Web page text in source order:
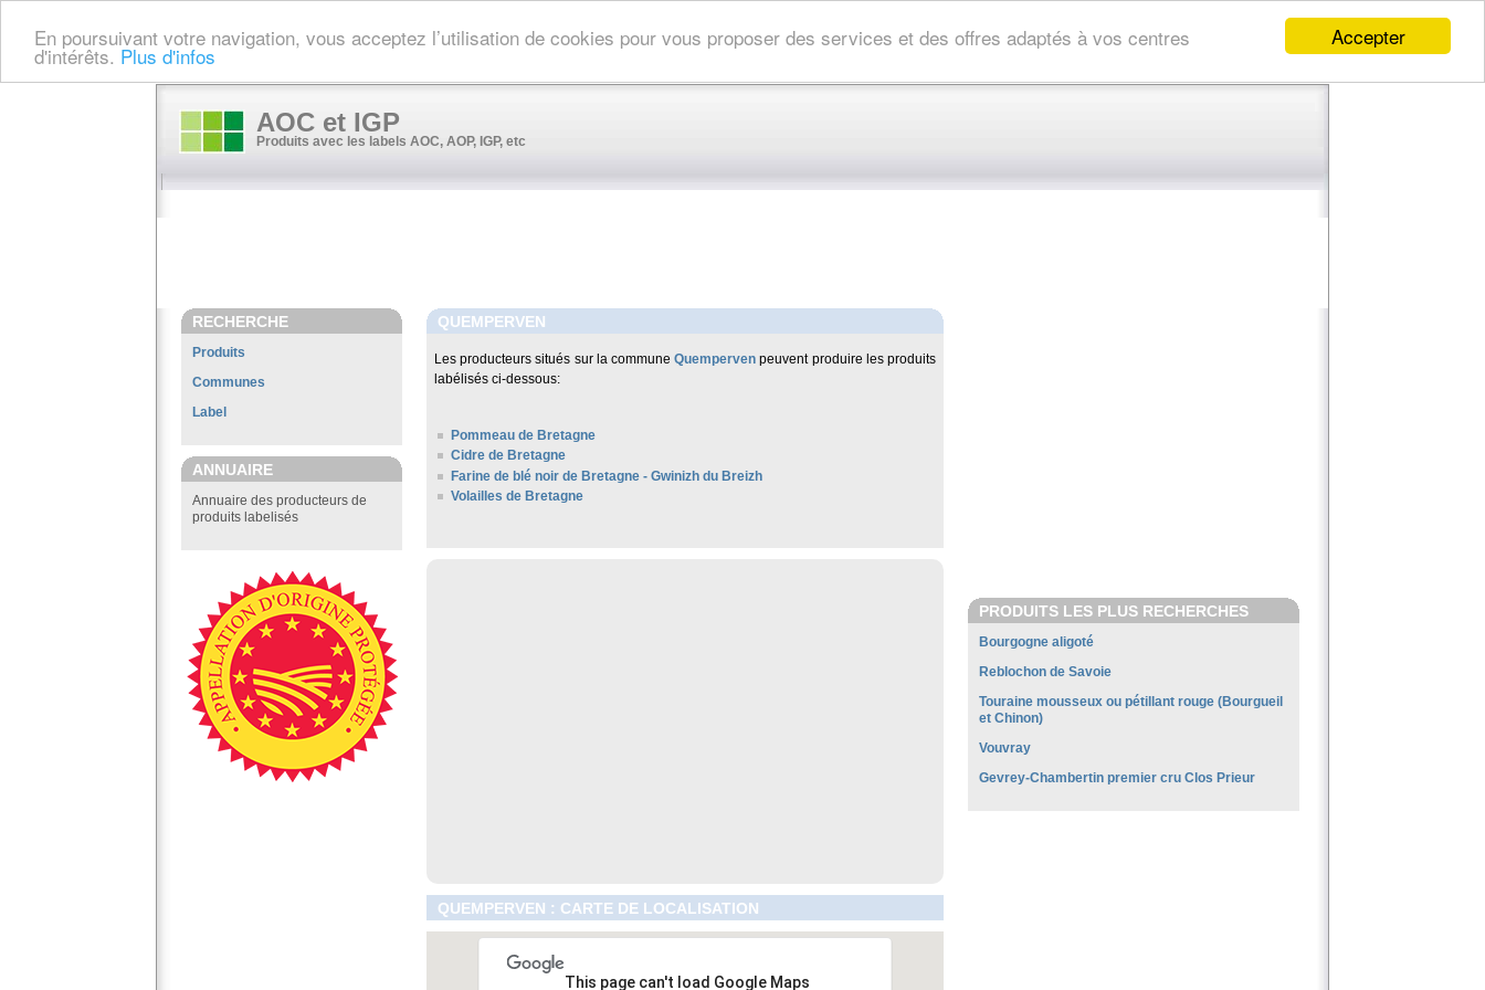
Accepter
En poursuivant votre navigation, vous acceptez l’utilisation de cookies pour vous proposer des services et des offres adaptés à vos centres
d'intérêts. Plus d'infos
AOC et IGP
Produits avec les labels AOC, AOP, IGP, etc
RECHERCHE
Produits
Communes
Label
ANNUAIRE
Annuaire des producteurs de
produits labelisés
QUEMPERVEN
Les producteurs situés sur la communeQuemperven peuvent produire les produits
labélisés ci-dessous:
Pommeau de Bretagne
Cidre de Bretagne
Farine de blé noir de Bretagne - Gwinizh du Breizh
Volailles de Bretagne
QUEMPERVEN : CARTE DE LOCALISATION
This page can't load Google Maps
PRODUITS LES PLUS RECHERCHES
Bourgogne aligoté
Reblochon de Savoie
Touraine mousseux ou pétillant rouge (Bourgueil
et Chinon)
Vouvray
Gevrey-Chambertin premier cru Clos Prieur